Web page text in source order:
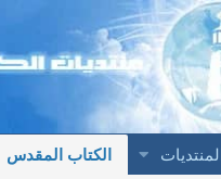
الكتاب المقدس